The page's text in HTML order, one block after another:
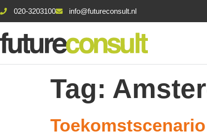
020-3203100 info@futureconsult.nl
Tag: